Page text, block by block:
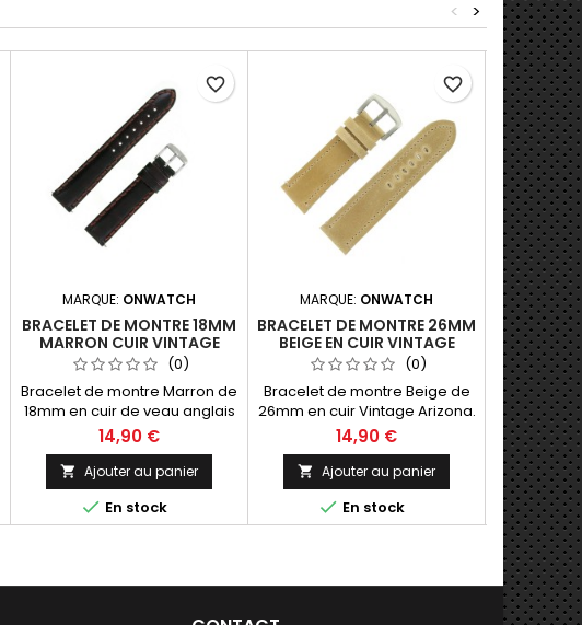
>
<
MARQUE: ONWATCH
BRACELET DE MONTRE 18MM
MARRON CUIR VINTAGE
TAYLORD FABRICATION
ARTISANALE
(0)
Bracelet de montre Marron de
18mm en cuir de veau anglais
Arizona. Fabrication Artisanale
Fait Main, Made in Spain.
14,90 €
 Ajouter au panier
 En stock
favorite_border
MARQUE: ONWATCH
BRACELET DE MONTRE 26MM
BEIGE EN CUIR VINTAGE
ARIZONA FABRICATION
ARTISANALE EUROPÉENNE
(0)
Bracelet de montre Beige de
26mm en cuir Vintage Arizona.
Fabrication Artisanale Fait
Main, Made in Spain.
14,90 €
 Ajouter au panier
 En stock
favorite_border
Bracelet
Doré de
Arizona.
Fait

